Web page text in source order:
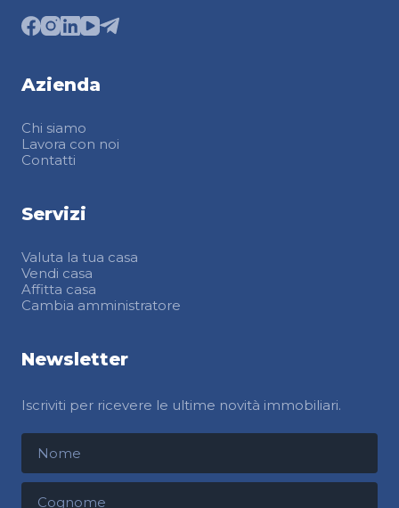
Azienda
Chi siamo
Lavora con noi
Contatti
Servizi
Valuta la tua casa
Vendi casa
Affitta casa
Cambia amministratore
Newsletter
Iscriviti per ricevere le ultime novità immobiliari.
Nome
Cognome